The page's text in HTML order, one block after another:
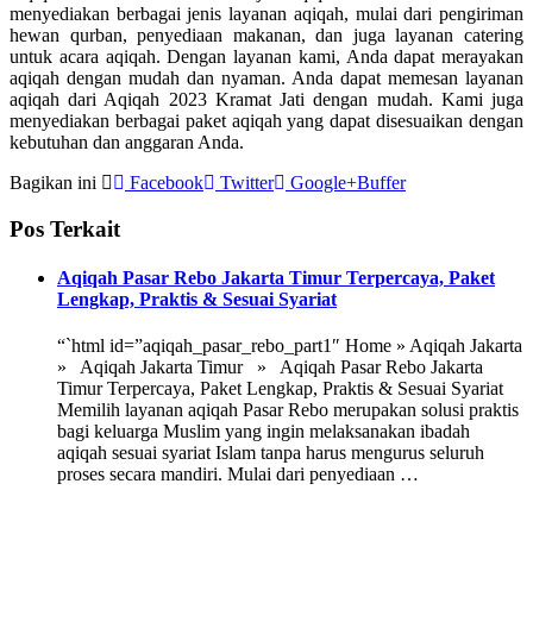
menyediakan berbagai jenis layanan aqiqah, mulai dari pengiriman
hewan qurban, penyediaan makanan, dan juga layanan catering
untuk acara aqiqah. Dengan layanan kami, Anda dapat merayakan
aqiqah dengan mudah dan nyaman. Anda dapat memesan layanan
aqiqah dari Aqiqah 2023 Kramat Jati dengan mudah. Kami juga
menyediakan berbagai paket aqiqah yang dapat disesuaikan dengan
kebutuhan dan anggaran Anda.
Bagikan ini
Facebook Twitter Google+Buffer
Pos Terkait
Aqiqah Pasar Rebo Jakarta Timur Terpercaya, Paket
Lengkap, Praktis & Sesuai Syariat
“`html id=”aqiqah_pasar_rebo_part1″ Home » Aqiqah Jakarta
» Aqiqah Jakarta Timur » Aqiqah Pasar Rebo Jakarta
Timur Terpercaya, Paket Lengkap, Praktis & Sesuai Syariat
Memilih layanan aqiqah Pasar Rebo merupakan solusi praktis
bagi keluarga Muslim yang ingin melaksanakan ibadah
aqiqah sesuai syariat Islam tanpa harus mengurus seluruh
proses secara mandiri. Mulai dari penyediaan …